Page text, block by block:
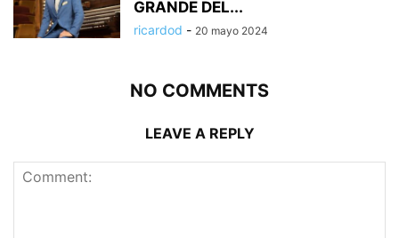
GRANDE DEL...
ricardod - 20 mayo 2024
NO COMMENTS
LEAVE A REPLY